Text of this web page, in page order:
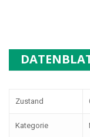
Zustand
Kategorie